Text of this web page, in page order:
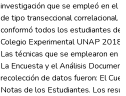
investigación que se empleó en el
de tipo transeccional correlacional.
conformó todos los estudiantes del
Colegio Experimental UNAP 2018
Las técnicas que se emplearon en
La Encuesta y el Análisis
recolección de datos fueron: El
Notas de los Estudiantes. Los